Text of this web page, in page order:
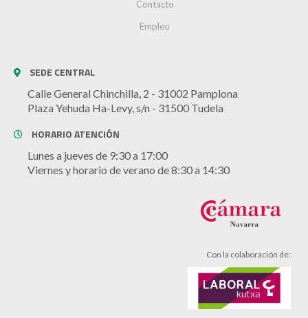
Contacto
Empleo
SEDE CENTRAL
Calle General Chinchilla, 2 - 31002 Pamplona
Plaza Yehuda Ha-Levy, s/n - 31500 Tudela
HORARIO ATENCIÓN
Lunes a jueves de 9:30 a 17:00
Viernes y horario de verano de 8:30 a 14:30
Con la colaboración de: